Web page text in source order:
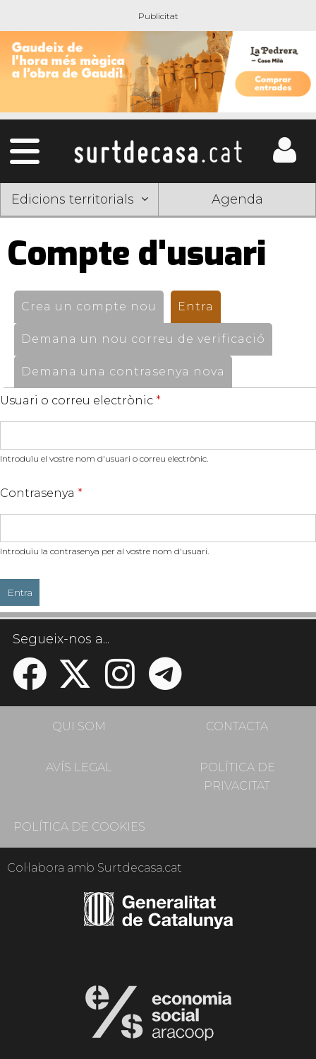
Edicions territorials Agenda
Compte d'usuari
Pestanyes
primàries
Crea un compte nou Entra
Demana un nou correu de verificació
Demana una contrasenya nova
Usuari o correu electrònic *
Introduïu el vostre nom d'usuari o correu electrònic.
Contrasenya *
Introduïu la contrasenya per al vostre nom d'usuari.
Segueix-nos a...
QUI SOM CONTACTA
AVÍS LEGAL
POLÍTICA DE
PRIVACITAT
POLÍTICA DE COOKIES
Col·labora amb Surtdecasa.cat